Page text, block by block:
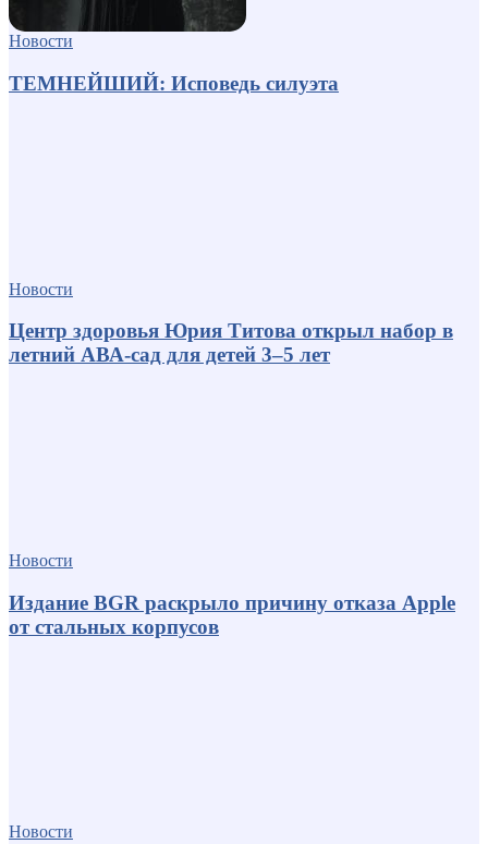
Новости
ТЕМНЕЙШИЙ: Исповедь силуэта
Новости
Центр здоровья Юрия Титова открыл набор в
летний АВА-сад для детей 3–5 лет
Новости
Издание BGR раскрыло причину отказа Apple
от стальных корпусов
Новости